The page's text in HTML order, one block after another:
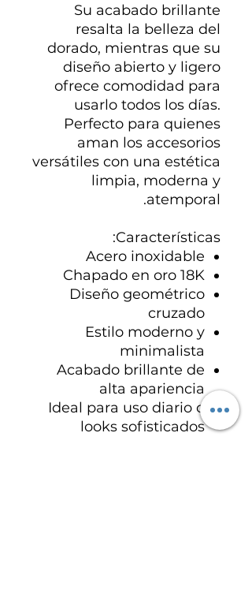
Su acabado brillante
resalta la belleza del
dorado, mientras que su
diseño abierto y ligero
ofrece comodidad para
usarlo todos los días.
Perfecto para quienes
aman los accesorios
versátiles con una estética
limpia, moderna y
atemporal.
Características:
Acero inoxidable
Chapado en oro 18K
Diseño geométrico
cruzado
Estilo moderno y
minimalista
Acabado brillante de
alta apariencia
Ideal para uso diario o
looks sofisticados